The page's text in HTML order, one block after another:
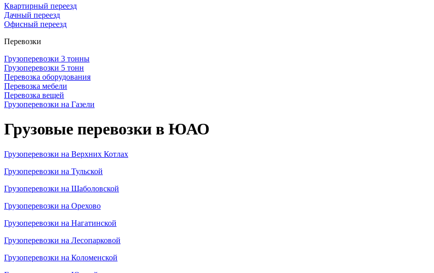
Квартирный переезд
Дачный переезд
Офисный переезд
Перевозки
Грузоперевозки 3 тонны
Грузоперевозки 5 тонн
Перевозка оборудования
Перевозка мебели
Перевозка вещей
Грузоперевозки на Газели
Грузовые перевозки в ЮАО
Грузоперевозки на Верхних Котлах
Грузоперевозки на Тульской
Грузоперевозки на Шаболовской
Грузоперевозки на Орехово
Грузоперевозки на Нагатинской
Грузоперевозки на Лесопарковой
Грузоперевозки на Коломенской